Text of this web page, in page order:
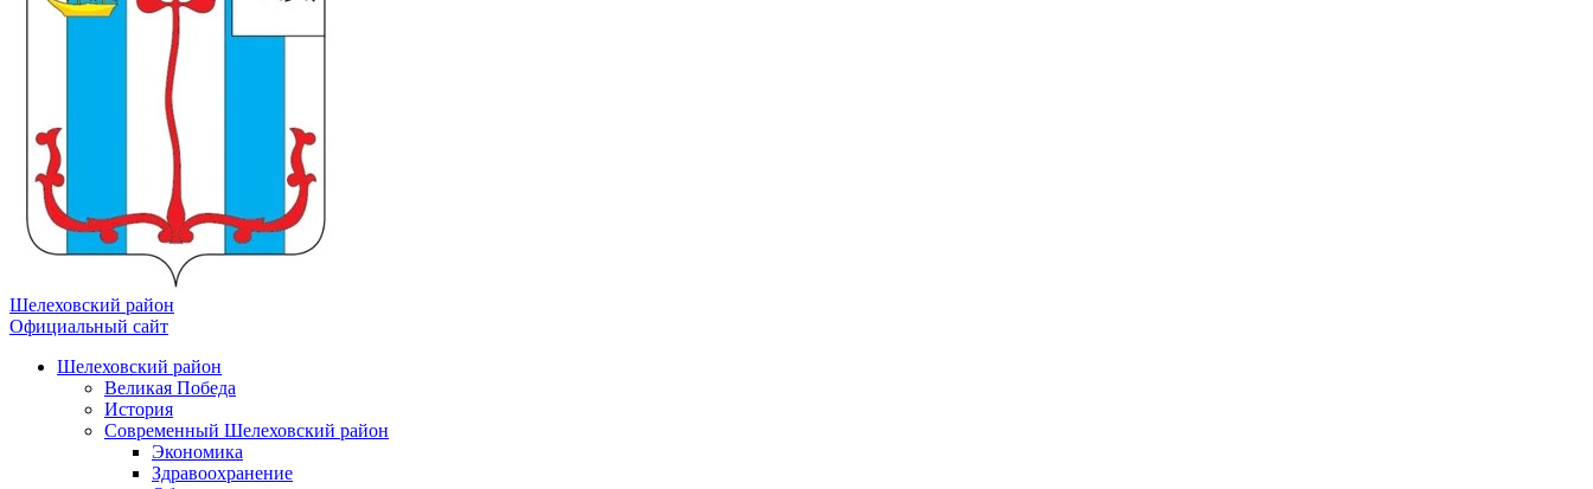
Шелеховский район
Официальный сайт
Шелеховский район
Великая Победа
История
Современный Шелеховский район
Экономика
Здравоохранение